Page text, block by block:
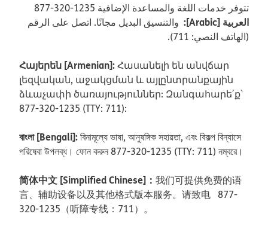
877-320-1235 تتوفر خدمات اللغة والمساعدة الإضافية
:[Arabic] العربية
.(الهاتف النصي: 711)
Հայերեն [Armenian]:Հասանելի են անվճար
լեզվական, աջակցման և այլընտրանքային
ձևաչափի ծառայություններ: Զանգահարե՛ք՝
877-320-1235 (TTY: 711):
বাংলা [Bengali]:বিনামূল্যে ভাষা, আনুষঙ্গিক সহায়তা, এবং বিকল্প বিন্যাসে
পরিষেবা উপলব্ধ। ফোন করুন 877-320-1235 (TTY: 711) নম্বরে।
简体中文 [Simplified Chinese]： 我们可提供免费的语
言、辅助设备以及其他格式版本服务。请致电 877-
320-1235（听障专线：711）。